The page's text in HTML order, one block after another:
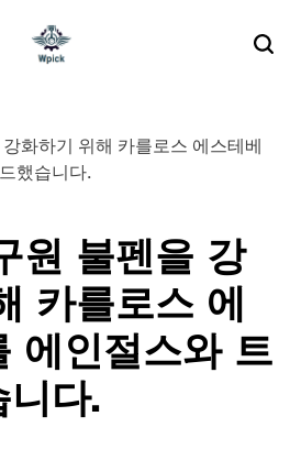
원 불펜을 강
카를로스 에
에인절스와 트
다.